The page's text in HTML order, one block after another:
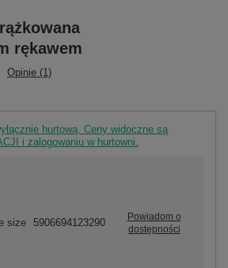
rękawem
Opinie (1)
hurtową. Ceny widoczne są
i zalogowaniu w hurtowni.
size 5906694123290
Powiadom o
dostępności